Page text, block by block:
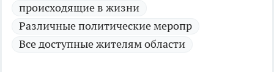
происходящие в жизни
Различные политические меропр
Все доступные жителям области